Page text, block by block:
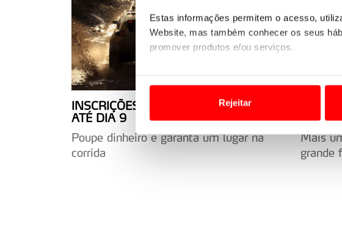
Estas informações permitem o acesso,
Website, mas também conhecer os seus
promover produtos e/ou serviços.
Usamos cookies para melhorar a sua
funcionalidades de redes sociais, bem
Rejeitar
INSCRIÇÕES A PREÇO REDUZIDO SÓ
ATÉ DIA 9
Poupe dinheiro e garanta um lugar na
corrida
2
UTV/
Mais